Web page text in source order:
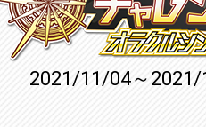
2021/11/04～